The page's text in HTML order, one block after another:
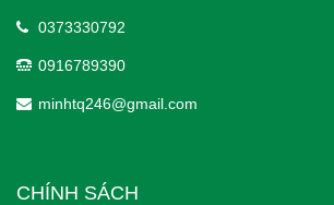
0373330792
0916789390
minhtq246@gmail.com
CHÍNH SÁCH